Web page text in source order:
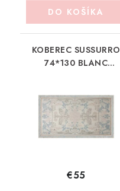
DO KOŠÍKA
KOBEREC SUSSURRO
74*130 BLANC
€55